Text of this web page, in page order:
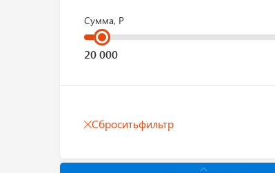
Сумма, Р
Сброситьфильтр